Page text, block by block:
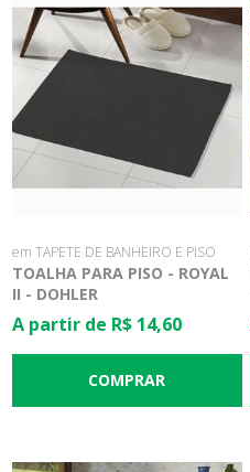
em TAPETE DE BANHEIRO E PISO
TOALHA PARA PISO - ROYAL
II - DOHLER
A partir de R$ 14,60